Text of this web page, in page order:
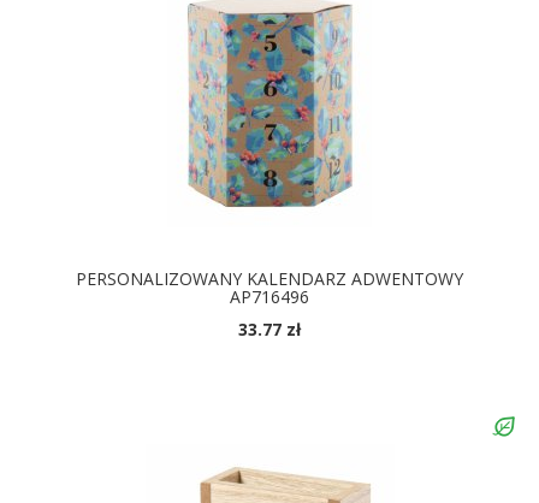
PERSONALIZOWANY KALENDARZ ADWENTOWY
AP716496
33.77 zł